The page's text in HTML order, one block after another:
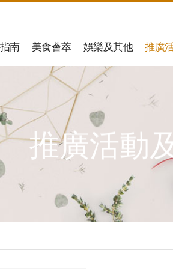
南 美食薈萃 娛樂及其他 推廣
推廣活動